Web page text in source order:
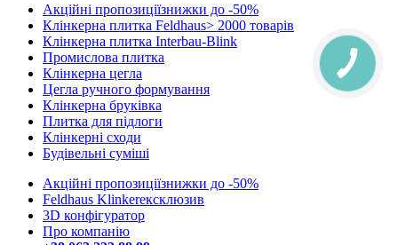
Акційні пропозиціїзнижки до -50%
Клінкерна плитка Feldhaus> 2000 товарів
Клінкерна плитка Interbau-Blink
Промислова плитка
Клінкерна цегла
Цегла ручного формування
Клінкерна бруківка
Плитка для підлоги
Клінкерні сходи
Будівельні суміші
Акційні пропозиціїзнижки до -50%
Feldhaus Klinkereксклюзив
3D конфігуратор
Про компанію